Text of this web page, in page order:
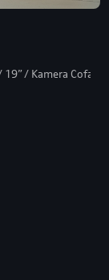
/ Kamera Cofania